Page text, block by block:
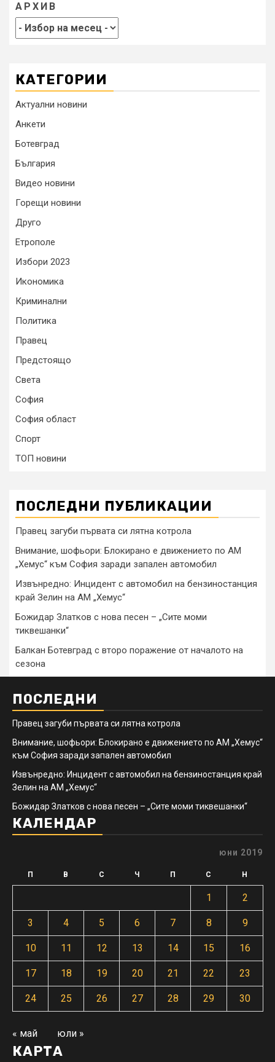
АРХИВ
КАТЕГОРИИ
Актуални новини
Анкети
Ботевград
България
Видео новини
Горещи новини
Друго
Етрополе
Избори 2023
Икономика
Криминални
Политика
Правец
Предстоящо
Света
София
София област
Спорт
ТОП новини
ПОСЛЕДНИ ПУБЛИКАЦИИ
Правец загуби първата си лятна котрола
Внимание, шофьори: Блокирано е движението по АМ
„Хемус“ към София заради запален автомобил
Извънредно: Инцидент с автомобил на бензиностанция
край Зелин на АМ „Хемус“
Божидар Златков с нова песен – „Сите моми
тиквешанки“
Балкан Ботевград с второ поражение от началото на
сезона
ПОСЛЕДНИ
Правец загуби първата си лятна котрола
Внимание, шофьори: Блокирано е движението по АМ „Хемус“
към София заради запален автомобил
Извънредно: Инцидент с автомобил на бензиностанция край
Зелин на АМ „Хемус“
Божидар Златков с нова песен – „Сите моми тиквешанки“
КАЛЕНДАР
юни 2019
П В С Ч П С Н
1 2
3 4 5 6 7 8 9
10 11 12 13 14 15 16
17 18 19 20 21 22 23
24 25 26 27 28 29 30
« май юли »
КАРТА